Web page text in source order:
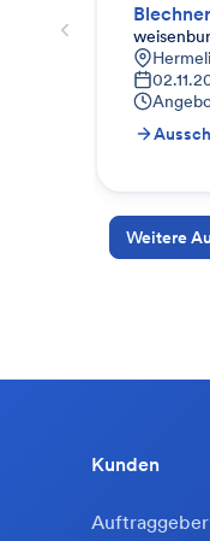
Blechner
Weitere
Kunden
Auftraggeber